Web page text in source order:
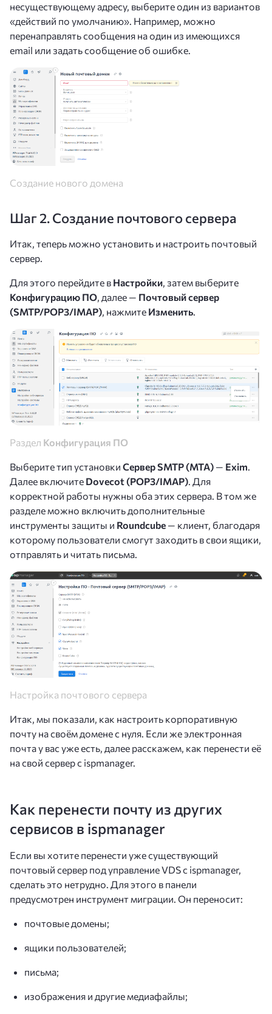
несуществующему адресу, выберите один из вариантов
«действий по умолчанию». Например, можно
перенаправлять сообщения на один из имеющихся
email или задать сообщение об ошибке.
Создание нового домена
Шаг 2. Создание почтового сервера
Итак, теперь можно установить и настроить почтовый
сервер.
Для этого перейдите в Настройки, затем выберите
Конфигурацию ПО, далее — Почтовый сервер
(SMTP/POP3/IMAP), нажмите Изменить.
Раздел Конфигурация ПО
Выберите тип установки Сервер SMTP (MTA) — Exim.
Далее включите Dovecot (POP3/IMAP). Для
корректной работы нужны оба этих сервера. В том же
разделе можно включить дополнительные
инструменты защиты и Roundcube — клиент, благодаря
которому пользователи смогут заходить в свои ящики,
отправлять и читать письма.
Настройка почтового сервера
Итак, мы показали, как настроить корпоративную
почту на своём домене с нуля. Если же электронная
почта у вас уже есть, далее расскажем, как перенести её
на свой сервер с ispmanager.
Как перенести почту из других
сервисов в ispmanager
Если вы хотите перенести уже существующий
почтовый сервер под управление VDS c ispmanager,
сделать это нетрудно. Для этого в панели
предусмотрен инструмент миграции. Он переносит:
почтовые домены;
ящики пользователей;
письма;
изображения и другие медиафайлы;